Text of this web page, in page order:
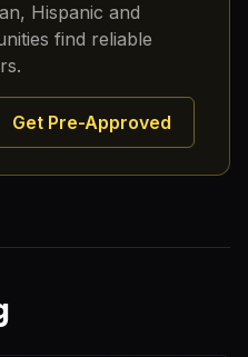
Hispanic and
find reliable
Get Pre-Approved